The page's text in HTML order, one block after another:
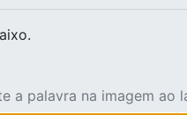
a palavra na imagem ao